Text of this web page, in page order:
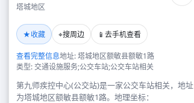
塔城地区
★收藏 ⌖搜周边 📱 去手机查看
查看完整信息地址: 塔城地区额敏县额敏1路
类型: 交通设施服务;公交车站;公交车站相关
第九师疾控中心(公交站)是一家公交车站相关，地址
为塔城地区额敏县额敏1路。地理坐标：